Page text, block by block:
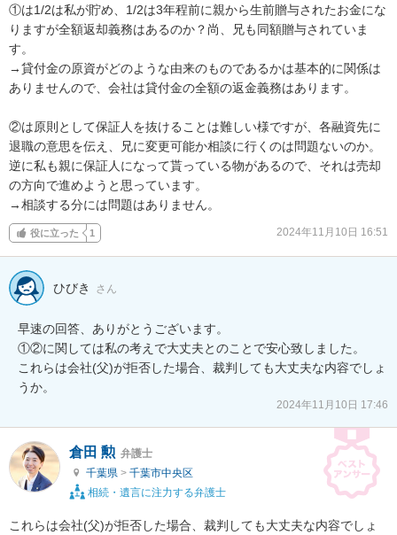
①は1/2は私が貯め、1/2は3年程前に親から生前贈与されたお金にな
りますが全額返却義務はあるのか？尚、兄も同額贈与されていま
す。
→貸付金の原資がどのような由来のものであるかは基本的に関係は
ありませんので、会社は貸付金の全額の返金義務はあります。
②は原則として保証人を抜けることは難しい様ですが、各融資先に
退職の意思を伝え、兄に変更可能か相談に行くのは問題ないのか。
逆に私も親に保証人になって貰っている物があるので、それは売却
の方向で進めようと思っています。
→相談する分には問題はありません。
役に立った 1 2024年11月10日 16:51
ひびき さん
早速の回答、ありがとうございます。
①②に関しては私の考えで大丈夫とのことで安心致しました。
これらは会社(父)が拒否した場合、裁判しても大丈夫な内容でしょ
うか。
2024年11月10日 17:46
倉田 勲 弁護士
千葉県 > 千葉市中央区
相続・遺言に注力する弁護士
これらは会社(父)が拒否した場合、裁判しても大丈夫な内容でしょ